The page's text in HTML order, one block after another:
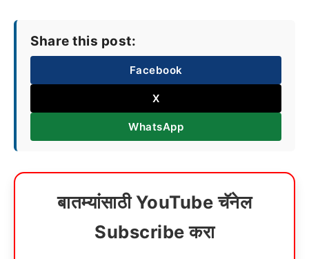
Share this post:
Facebook
X
WhatsApp
बातम्यांसाठी YouTube चॅनेल
Subscribe करा